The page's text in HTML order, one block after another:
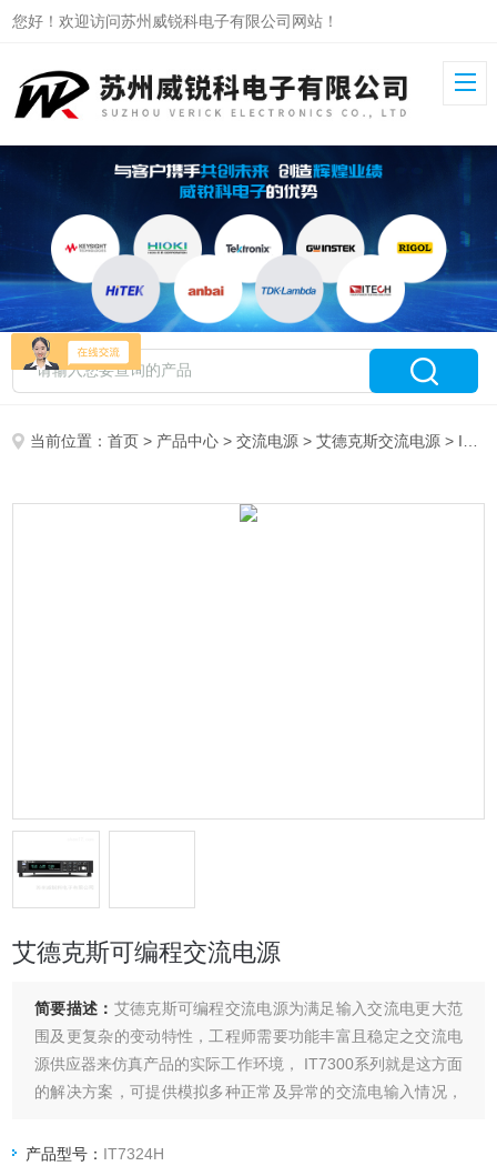
您好！欢迎访问苏州威锐科电子有限公司网站！
当前位置：首页 > 产品中心 >交流电源 >艾德克斯交流电源 > IT7324H艾德克斯可编程交流电源
艾德克斯可编程交流电源
简要描述： 艾德克斯可编程交流电源为满足输入交流电更大范
围及更复杂的变动特性，工程师需要功能丰富且稳定之交流电
源供应器来仿真产品的实际工作环境， IT7300系列就是这方面
的解决方案，可提供模拟多种正常及异常的交流电输入情况，
可应用于电子电机产业、照明、研发质检单位的规格验证到实
产品型号： IT7324H